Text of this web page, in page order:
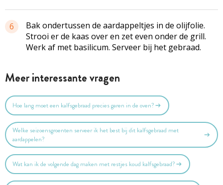
6
Bak ondertussen de aardappeltjes in de olijfolie.
Strooi er de kaas over en zet even onder de grill.
Werk af met basilicum. Serveer bij het gebraad.
Meer interessante vragen
Hoe lang moet een kalfsgebraad precies garen in de oven?
Welke seizoensgroenten serveer ik het best bij dit kalfsgebraad met
aardappelen?
Wat kan ik de volgende dag maken met restjes koud kalfsgebraad?